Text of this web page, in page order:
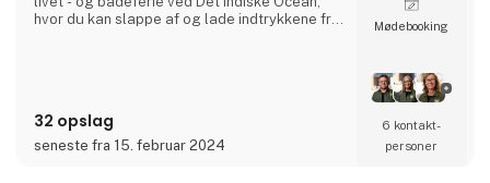
hvor du kan slappe af og lade indtrykkene fra
På vores hje
32 opslag
seneste fra 15. februar 2024
Møde­booking
6 kontakt­
personer